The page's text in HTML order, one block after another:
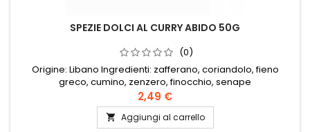
SPEZIE DOLCI AL CURRY ABIDO 50G
(0)
Origine: Libano Ingredienti: zafferano, coriandolo, fieno
greco, cumino, zenzero, finocchio, senape
2,49 €
 Aggiungi al carrello